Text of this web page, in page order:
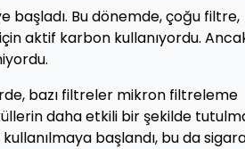
başladı. Bu dönemde, çoğu filtre,
aktif karbon kullanıyordu.
bazı filtreler mikron filtreleme
daha etkili bir şekilde
başlandı, bu da